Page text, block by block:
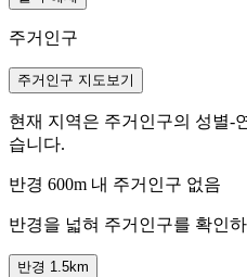
주거인구
주거인구 지도보기
현재 지역은 주거인구의 성별-
습니다.
반경 600m 내 주거인구 없음
반경을 넓혀 주거인구를 확인
반경 1.5km